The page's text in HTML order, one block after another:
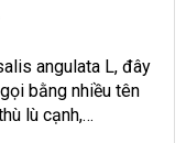
angulata L, đây
bằng nhiều tên
lù cạnh,…